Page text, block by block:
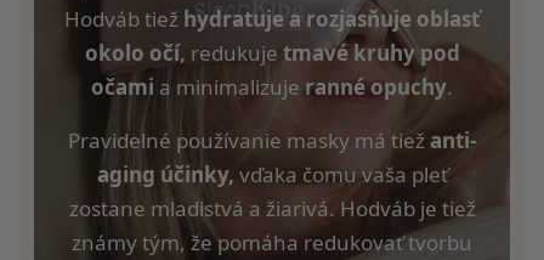
Hodváb tiež hydratuje a rozjasňuje oblasť
okolo očí, redukuje tmavé kruhy pod
očami a minimalizuje ranné opuchy.
Pravidelné používanie masky má tiež anti-
aging účinky, vďaka čomu vaša pleť
zostane mladistvá a žiarivá. Hodváb je tiež
známy tým, že pomáha redukovať tvorbu